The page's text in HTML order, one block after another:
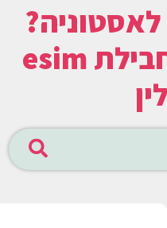
לא טסים בלי חבילת esim